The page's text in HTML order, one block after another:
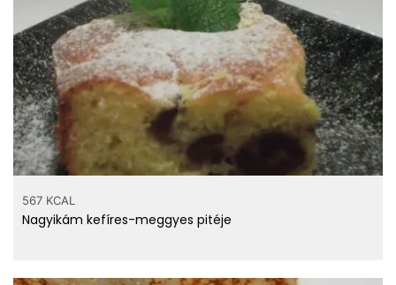
567 KCAL
Nagyikám kefíres-meggyes pitéje